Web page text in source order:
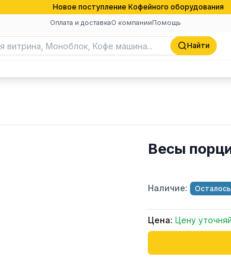
Новое поступление Кофейного оборудования
Оплата и доставкаО компанииПомощь
Найти
Весы
Наличие:
Цена: Цену